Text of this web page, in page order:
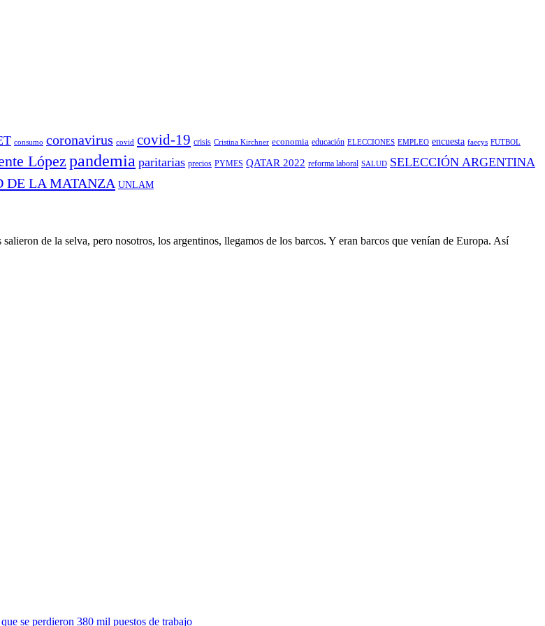
consumo coronavirus covid covid-19 crisis Cristina Kirchner economia educación ELECCIONES EMPLEO encuesta faecys FUTBOL
López pandemia paritarias precios PYMES QATAR 2022 reforma laboral SALUD SELECCIÓN ARGENTINA
DE LA MATANZA UNLAM
de la selva, pero nosotros, los argentinos, llegamos de los barcos. Y eran barcos que venían de Europa. Así
se perdieron 380 mil puestos de trabajo